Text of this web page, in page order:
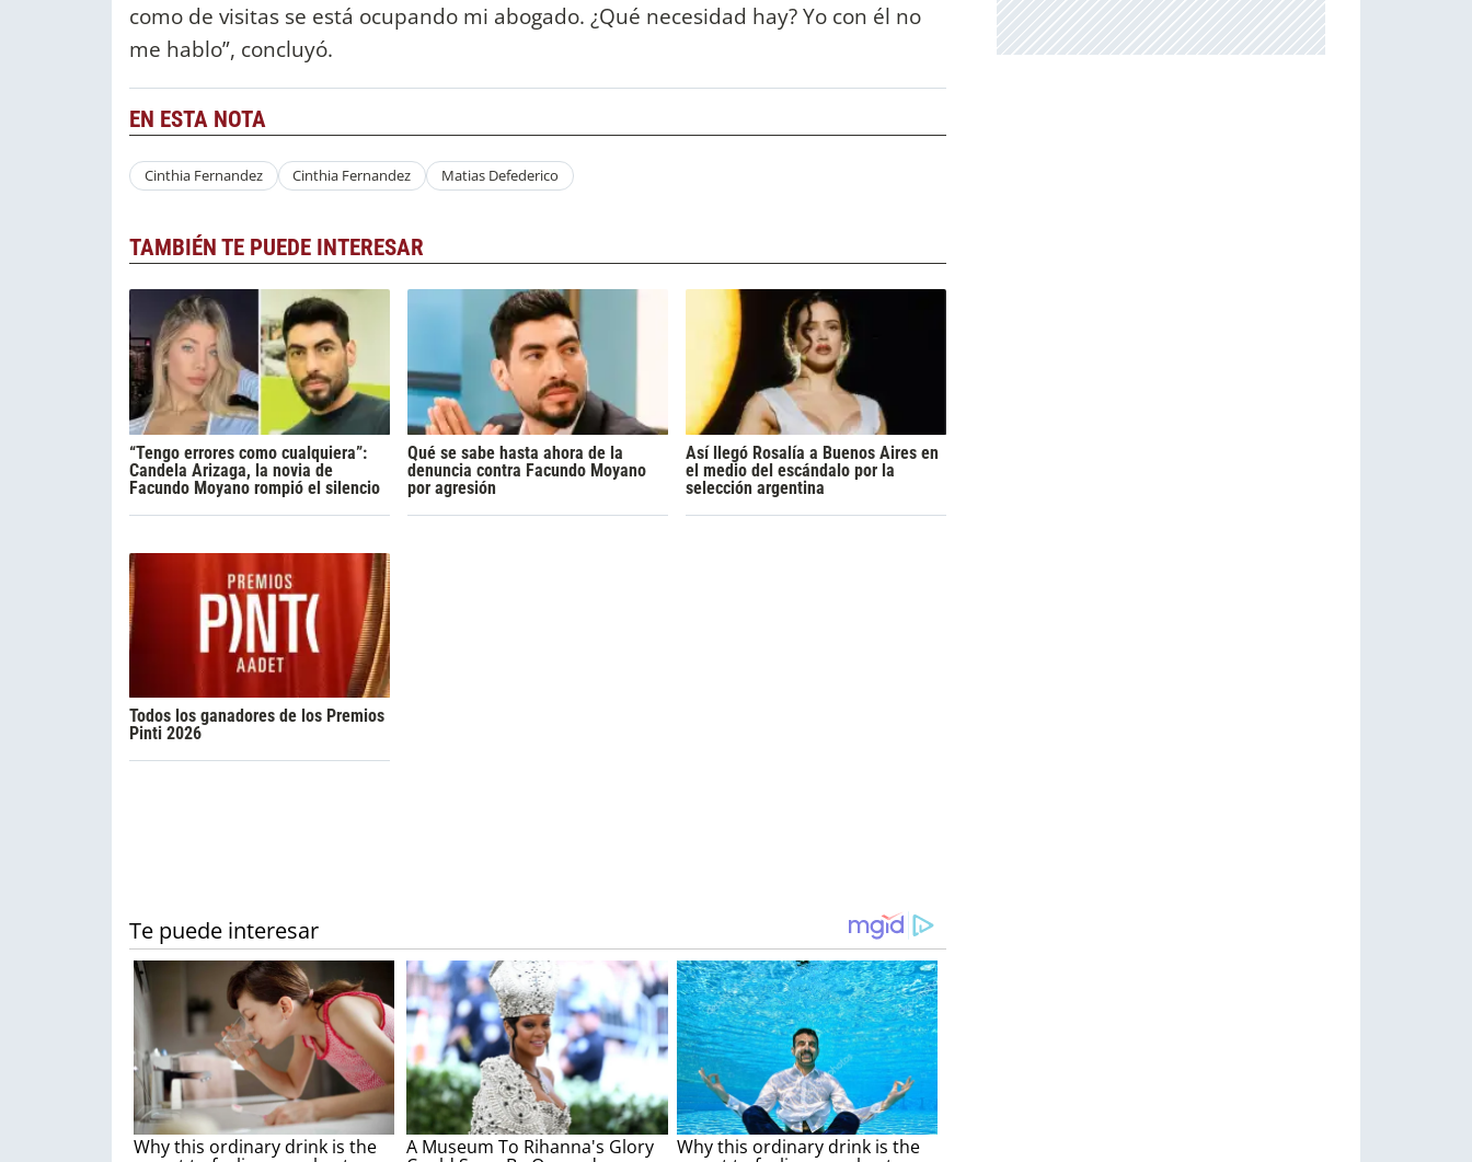
como de visitas se está ocupando mi abogado. ¿Qué necesidad hay? Yo con él no
me hablo”, concluyó.
EN ESTA NOTA
Cinthia Fernandez Cinthia Fernandez Matias Defederico
TAMBIÉN TE PUEDE INTERESAR
“Tengo errores como cualquiera”:
Candela Arizaga, la novia de
Facundo Moyano rompió el silencio
Qué se sabe hasta ahora de la
denuncia contra Facundo Moyano
por agresión
Así llegó Rosalía a Buenos Aires en
el medio del escándalo por la
selección argentina
Todos los ganadores de los Premios
Pinti 2026